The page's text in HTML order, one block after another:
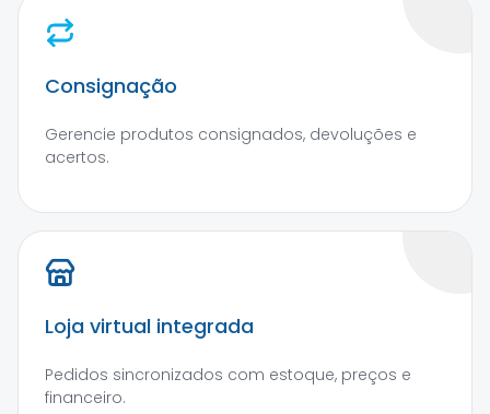
Consignação
Gerencie produtos consignados, devoluções e
acertos.
Loja virtual integrada
Pedidos sincronizados com estoque, preços e
financeiro.